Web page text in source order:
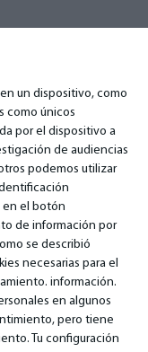
un dispositivo, como
como únicos
por el dispositivo a
de audiencias
podemos utilizar
en el botón
de información por
se describió
necesarias para el
información.
en algunos
pero tiene
Tu configuración
+349 36940118
info@bm.lv
+371 27725222
Riga, Krasta 89, LV-1019